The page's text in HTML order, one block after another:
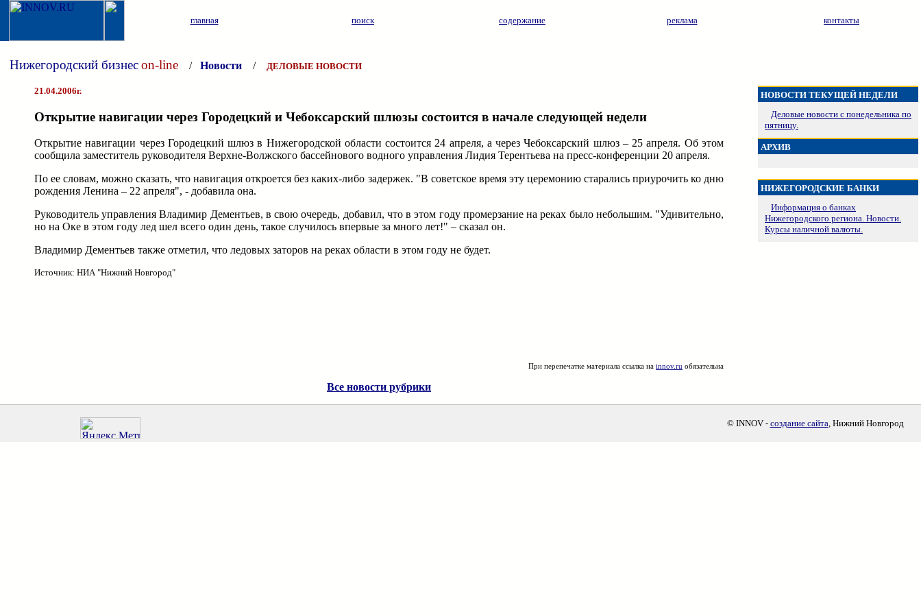
главная поиск содержание реклама контакты
Нижегородский бизнесon-line / Новости / ДЕЛОВЫЕ НОВОСТИ
21.04.2006г.
Открытие навигации через Городецкий и Чебоксарский шлюзы состоится в начале следующей недели
Открытие навигации через Городецкий шлюз в Нижегородской области состоится 24 апреля, а через Чебоксарский шлюз – 25 апреля. Об этом
сообщила заместитель руководителя Верхне-Волжского бассейнового водного управления Лидия Терентьева на пресс-конференции 20 апреля.
По ее словам, можно сказать, что навигация откроется без каких-либо задержек. "В советское время эту церемонию старались приурочить ко дню
рождения Ленина – 22 апреля", - добавила она.
Руководитель управления Владимир Дементьев, в свою очередь, добавил, что в этом году промерзание на реках было небольшим. "Удивительно,
но на Оке в этом году лед шел всего один день, такое случилось впервые за много лет!" – сказал он.
Владимир Дементьев также отметил, что ледовых заторов на реках области в этом году не будет.
Источник: НИА "Нижний Новгород"
При перепечатке материала ссылка на innov.ru обязательна
Все новости рубрики
НОВОСТИ ТЕКУЩЕЙ НЕДЕЛИ
Деловые новости с понедельника по
пятницу.
АРХИВ
НИЖЕГОРОДСКИЕ БАНКИ
Информация о банках
Нижегородского региона. Новости.
Курсы наличной валюты.
© INNOV - создание сайта, Нижний Новгород